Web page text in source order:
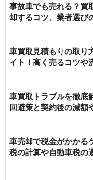
事故車でも売れる？買
却するコツ、業者選び
車買取見積もりの取り
イト！高く売るコツや
車買取トラブルを徹底
回避策と契約後の減額
車売却で税金がかかる
税の計算や自動車税の